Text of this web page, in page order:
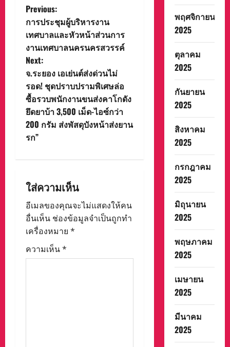
P
o
s
t
n
a
v
g
a
t
i
Previous:
การประชุมผู้บริหารงาน
เทศบาลและหัวหน้าส่วนการ
งานเทศบาลนครนครสวรรค์
Next:
จ.ระยอง เอเย่นต์ส่งด่วนไม่
รอด! ชุดปราบปรามพิเศษล่อ
ซื้อรวบพนักงานขนส่งคาโกดัง
ยึดยาบ้า 3,500 เม็ด-ไอซ์กว่า
200 กรัม ส่งพัสดุบังหน้าส่งยาน
รก”
ใส่ความเห็น
อีเมลของคุณจะไม่แสดงให้คน
อื่นเห็น ช่องข้อมูลจำเป็นถูกทำ
เครื่องหมาย *
ความเห็น*
พฤศจิกายน
2025
ตุลาคม
2025
กันยายน
2025
สิงหาคม
2025
กรกฎาคม
2025
มิถุนายน
2025
พฤษภาคม
2025
เมษายน
2025
มีนาคม
2025